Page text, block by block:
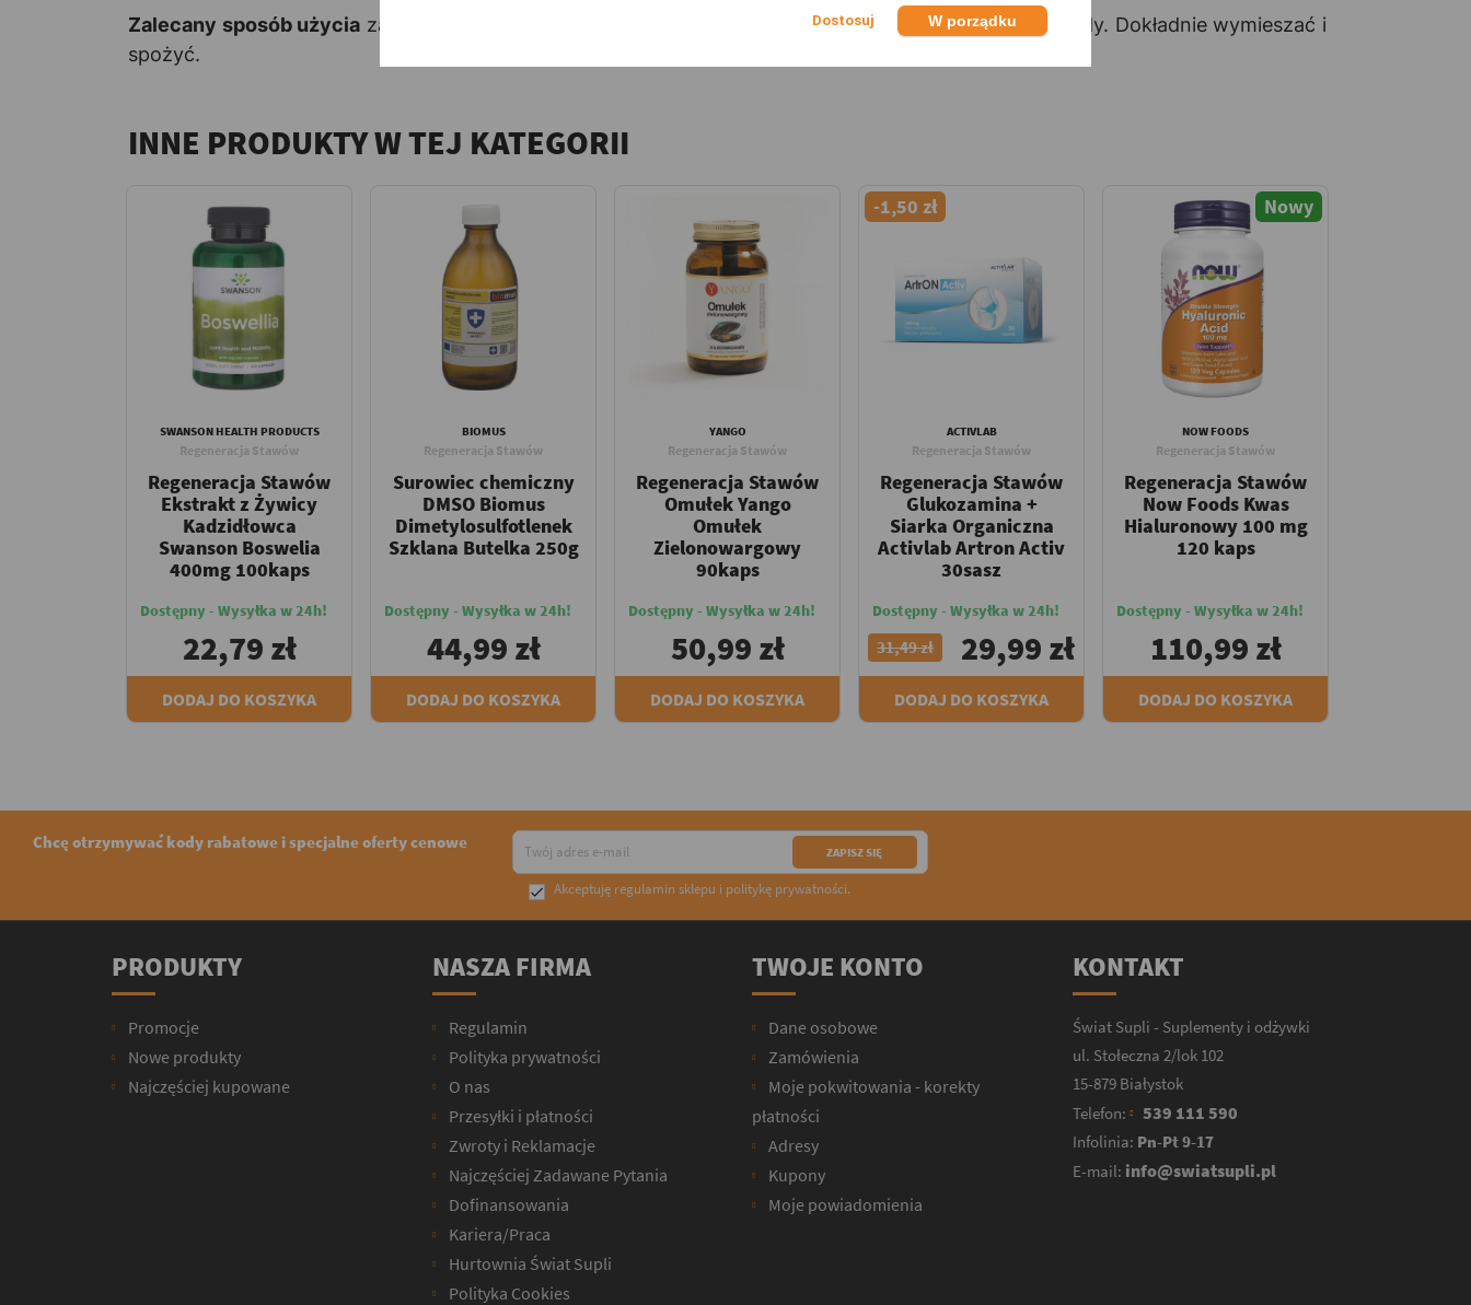
Zalecany sposób użycia zawartość 1 saszetki dziennie. Całą zawartość saszetki dodać do 200 ml wody. Dokładnie wymieszać i
spożyć.
INNE PRODUKTY W TEJ KATEGORII
SWANSON HEALTH PRODUCTS
Regeneracja Stawów
Regeneracja Stawów
Ekstrakt z Żywicy
Kadzidłowca
Swanson Boswelia
400mg 100kaps
Dostępny - Wysyłka w 24h!
22,79 zł
DODAJ DO KOSZYKA
BIOMUS
Regeneracja Stawów
Surowiec chemiczny
DMSO Biomus
Dimetylosulfotlenek
Szklana Butelka 250g
Dostępny - Wysyłka w 24h!
44,99 zł
DODAJ DO KOSZYKA
YANGO
Regeneracja Stawów
Regeneracja Stawów
Omułek Yango
Omułek
Zielonowargowy
90kaps
Dostępny - Wysyłka w 24h!
50,99 zł
DODAJ DO KOSZYKA
-1,50 zł
ACTIVLAB
Regeneracja Stawów
Regeneracja Stawów
Glukozamina +
Siarka Organiczna
Activlab Artron Activ
30sasz
Dostępny - Wysyłka w 24h!
31,49 zł 29,99 zł
DODAJ DO KOSZYKA
Nowy
NOW FOODS
Regeneracja Stawów
Regeneracja Stawów
Now Foods Kwas
Hialuronowy 100 mg
120 kaps
Dostępny - Wysyłka w 24h!
110,99 zł
DODAJ DO KOSZYKA
Chcę otrzymywać kody rabatowe i specjalne oferty cenowe
 Akceptuję regulamin sklepu i politykę prywatności.
W porządku
PRODUKTY
Promocje
Nowe produkty
Najczęściej kupowane
NASZA FIRMA
Regulamin
Polityka prywatności
O nas
Przesyłki i płatności
Zwroty i Reklamacje
Najczęściej Zadawane Pytania
Dofinansowania
Kariera/Praca
Hurtownia Świat Supli
Polityka Cookies
TWOJE KONTO
Dane osobowe
Zamówienia
Moje pokwitowania - korekty
płatności
Adresy
Kupony
Moje powiadomienia
KONTAKT
Świat Supli - Suplementy i odżywki
ul. Stołeczna 2/lok 102
15-879 Białystok
Telefon:
539 111 590
Infolinia: Pn-Pt 9-17
E-mail: info@swiatsupli.pl